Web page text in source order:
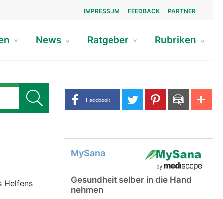
IMPRESSUM FEEDBACK PARTNER
News Ratgeber Rubriken
Share buttons
Facebook
Helfens
MySana
Gesundheit selber in die Hand
nehmen